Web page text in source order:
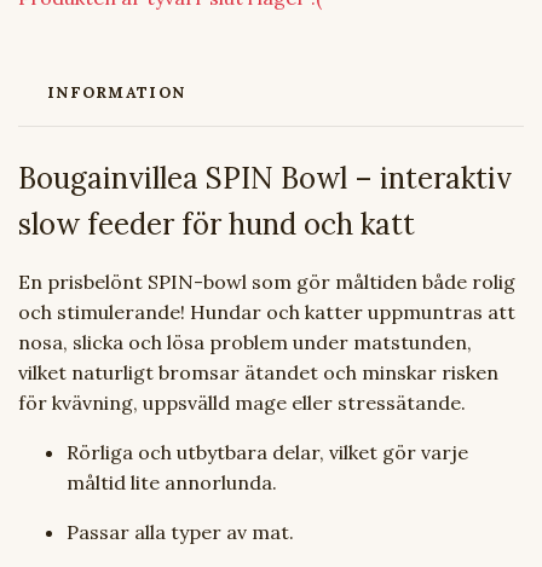
INFORMATION
Bougainvillea SPIN Bowl – interaktiv
slow feeder för hund och katt
En prisbelönt SPIN-bowl som gör måltiden både rolig
och stimulerande! Hundar och katter uppmuntras att
nosa, slicka och lösa problem under matstunden,
vilket naturligt bromsar ätandet och minskar risken
för kvävning, uppsvälld mage eller stressätande.
Rörliga och utbytbara delar, vilket gör varje
måltid lite annorlunda.
Passar alla typer av mat.